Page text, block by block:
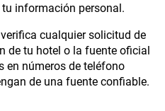
información personal.
cualquier solicitud de
de tu hotel o la fuente oficial
en números de teléfono
de una fuente confiable.